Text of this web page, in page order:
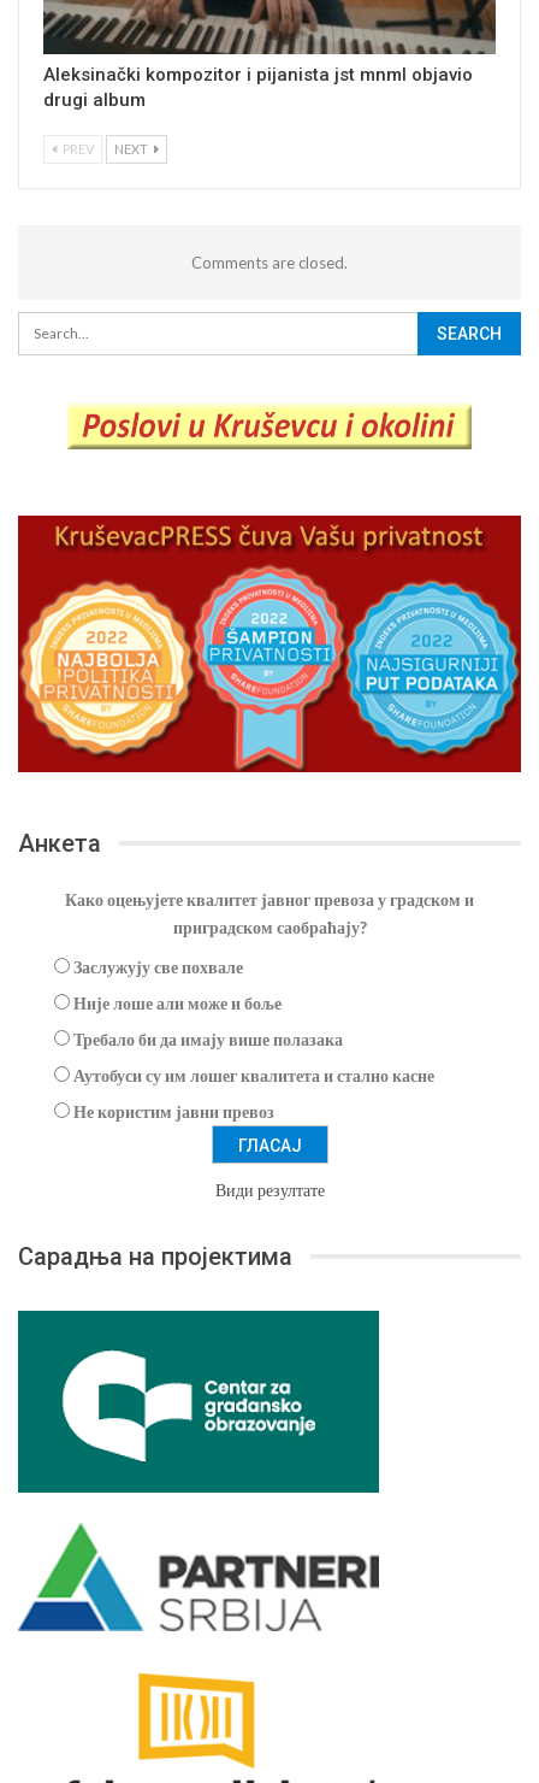
Aleksinački kompozitor i pijanista jst mnml objavio
drugi album
PREV NEXT
Comments are closed.
Анкета
Како оцењујете квалитет јавног превоза у градском и
приградском саобраћају?
Заслужују све похвале
Није лоше али може и боље
Требало би да имају више полазака
Аутобуси су им лошег квалитета и стално касне
Не користим јавни превоз
Види резултате
Сарадња на пројектима